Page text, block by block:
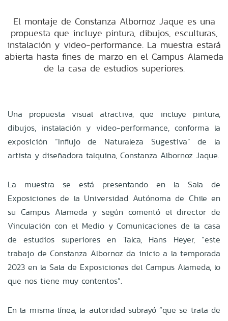
El montaje de Constanza Albornoz Jaque es una
propuesta que incluye pintura, dibujos, esculturas,
instalación y video-performance. La muestra estará
abierta hasta fines de marzo en el Campus Alameda
de la casa de estudios superiores.
Una propuesta visual atractiva, que incluye pintura,
dibujos, instalación y video-performance, conforma la
exposición “Influjo de Naturaleza Sugestiva” de la
artista y diseñadora talquina, Constanza Albornoz Jaque.
La muestra se está presentando en la Sala de
Exposiciones de la Universidad Autónoma de Chile en
su Campus Alameda y según comentó el director de
Vinculación con el Medio y Comunicaciones de la casa
de estudios superiores en Talca, Hans Heyer, “este
trabajo de Constanza Albornoz da inicio a la temporada
2023 en la Sala de Exposiciones del Campus Alameda, lo
que nos tiene muy contentos”.
En la misma línea, la autoridad subrayó “que se trata de